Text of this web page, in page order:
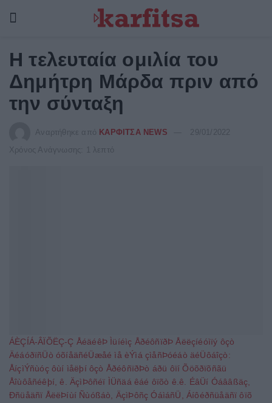
Η τελευταία ομιλία του
Δημήτρη Μάρδα πριν από
την σύνταξη
Αναρτήθηκε από ΚΑΡΦΙΤΣΑ NEWS
Χρόνος Ανάγνωσης: 1 λεπτό
ÁÈÇÍÁ-ÂÏÕËÇ-Ç ÅéäéêÞ Ìüíéìç ÅðéôñïðÞ Åëëçíéóìïý ôçò
ÄéáóðïñÜò óõíåäñéÜæåé ìå èÝìá çìåñÞóéáò äéÜôáîçò:
ÅíçìÝñùóç ôùí ìåëþí ôçò ÅðéôñïðÞò áðü ôïí Õöõðïõñãü
Åîùôåñéêþí, ê. ÄçìÞôñéï ÌÜñäá êáé ôïõò ê.ê. ÉâÜí Óáââßäç,
Ðñüåäñï ÅëëÞíùí Ñùóßáò, ÄçìÞôñç ÓáìáñÜ, Áíôéðñüåäñï ôïõ